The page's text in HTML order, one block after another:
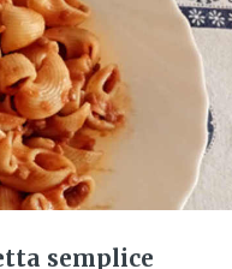
semplice